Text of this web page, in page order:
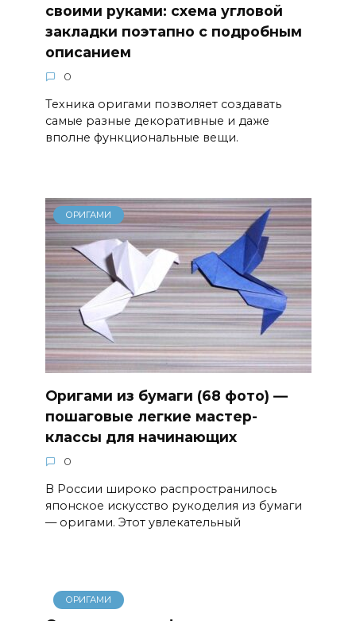
своими руками: схема угловой
закладки поэтапно с подробным
описанием
0
Техника оригами позволяет создавать
самые разные декоративные и даже
вполне функциональные вещи.
ОРИГАМИ
Оригами из бумаги (68 фото) —
пошаговые легкие мастер-
классы для начинающих
0
В России широко распространилось
японское искусство рукоделия из бумаги
— оригами. Этот увлекательный
ОРИГАМИ